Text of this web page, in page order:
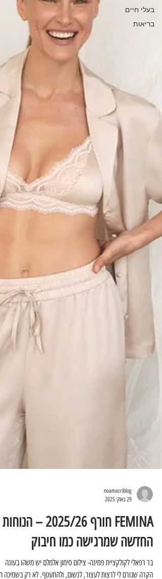
בעלי חיים
בריאות
29 באוק׳ 2025
FEMINA חורף 2025/26 – הנוחות
החדשה שמרגישה כמו חיבוק